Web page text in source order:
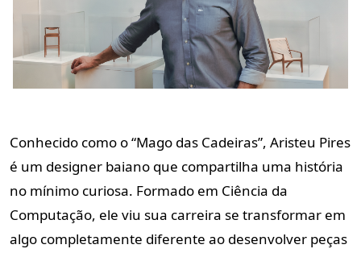
Conhecido como o “Mago das Cadeiras”, Aristeu Pires
é um designer baiano que compartilha uma história
no mínimo curiosa. Formado em Ciência da
Computação, ele viu sua carreira se transformar em
algo completamente diferente ao desenvolver peças